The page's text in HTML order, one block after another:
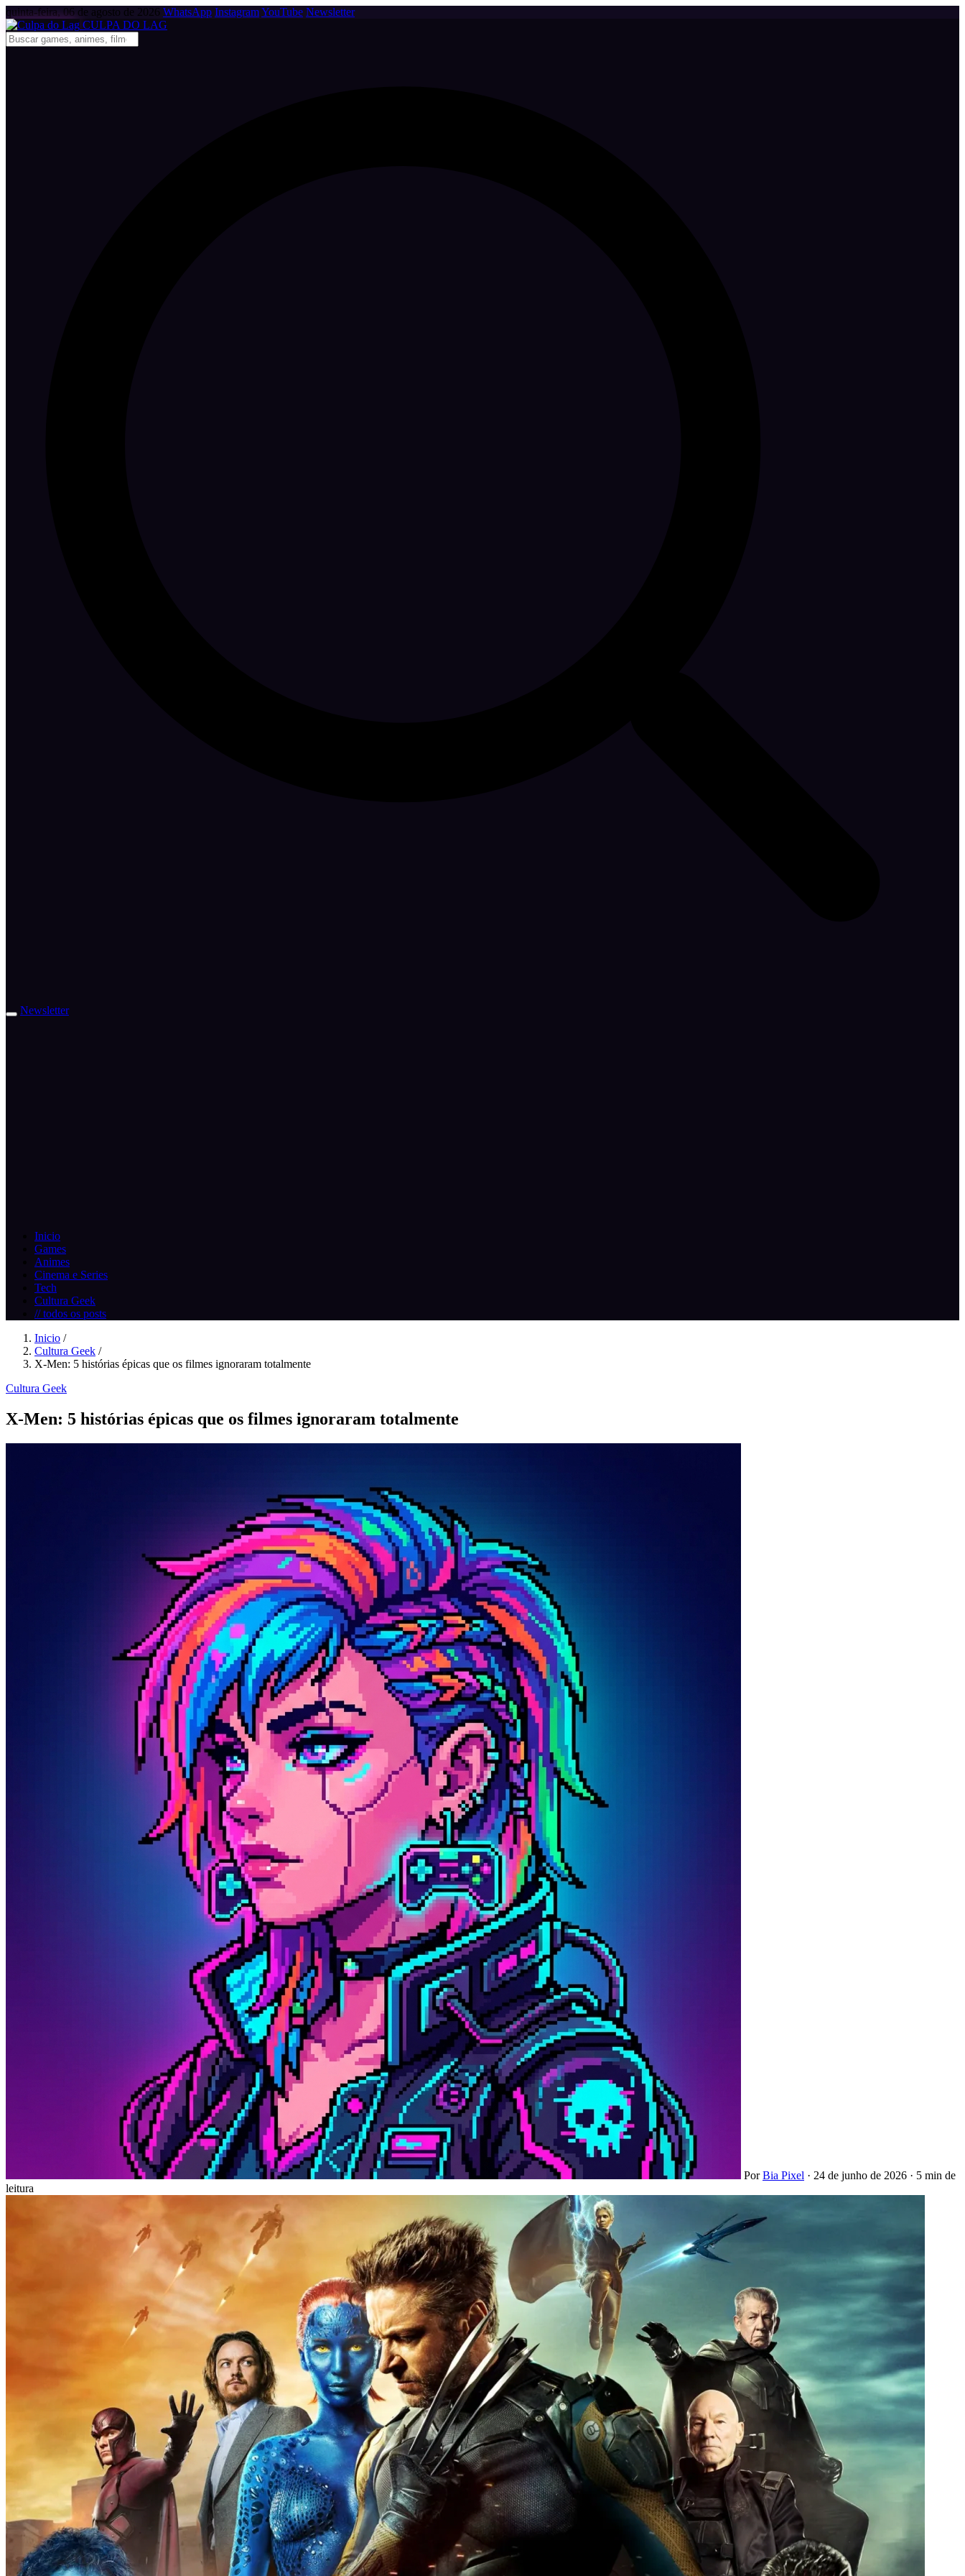
quinta-feira, 06 de agosto de 2026 WhatsApp InstagramYouTube Newsletter
CULPA DO LAG
Newsletter
Inicio
Games
Animes
Cinema e Series
Tech
Cultura Geek
// todos os posts
Inicio /
Cultura Geek /
X-Men: 5 histórias épicas que os filmes ignoraram totalmente
Cultura Geek
X-Men: 5 histórias épicas que os filmes ignoraram totalmente
PorBia Pixel · 24 de junho de 2026 · 5 min de
leitura